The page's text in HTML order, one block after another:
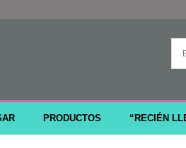
PRODUCTOS “RECIÉN